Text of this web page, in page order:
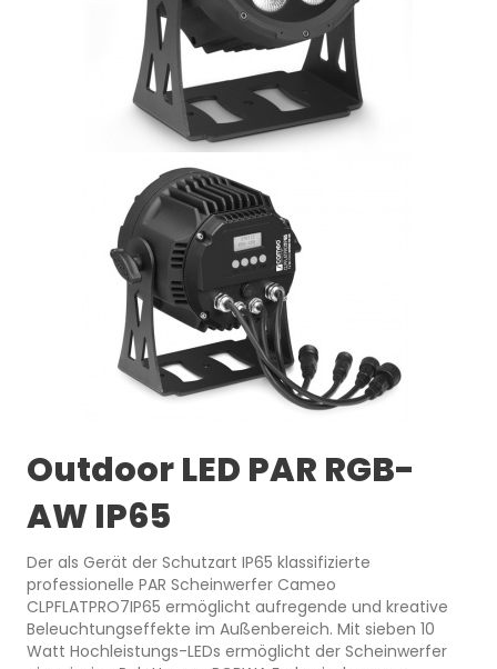
Outdoor LED PAR RGB-
AW IP65
Der als Gerät der Schutzart IP65 klassifizierte
professionelle PAR Scheinwerfer Cameo
CLPFLATPRO7IP65 ermöglicht aufregende und kreative
Beleuchtungseffekte im Außenbereich. Mit sieben 10
Watt Hochleistungs-LEDs ermöglicht der Scheinwerfer